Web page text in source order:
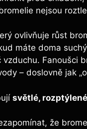
nejsou
ovlivňuje růst
máte doma
Fanoušci
– doslovně jak
světlé,
že